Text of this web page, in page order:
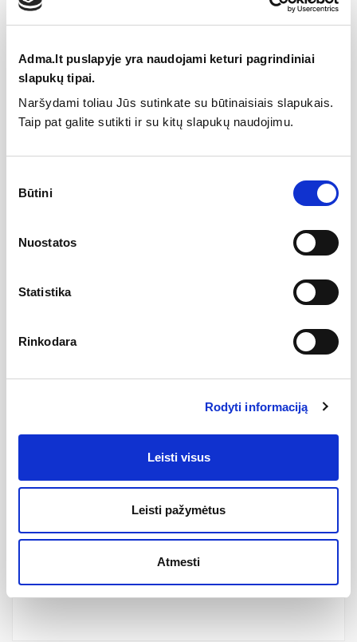
Adma.lt puslapyje yra naudojami keturi pagrindiniai
slapukų tipai.
Naršydami toliau Jūs sutinkate su būtinaisiais slapukais.
Taip pat galite sutikti ir su kitų slapukų naudojimu.
pasirinkimas
Būtini
Nuostatos
Statistika
Rinkodara
Rodyti informaciją
Leisti visus
Leisti pažymėtus
Atmesti
Lempučių skaičius
Šviesos spalvos temperatūra priklauso nuo lemputės
Lemputė komplekte
Lemputės tipas GU10
Lemputės galingumas (max
35
Itin aukštos kokybės gipso gaminiai pasižymintys dideliu
matmenų tikslumu ko pasekoje šviestuvą, bei jo komponentus
gaminys - esant poreikiui - galima dažyti pasirinkta spalva.
tampriu glaistu. Žiniomis apie berėmius šviestuvus dalinamės:
Atsiliepimai